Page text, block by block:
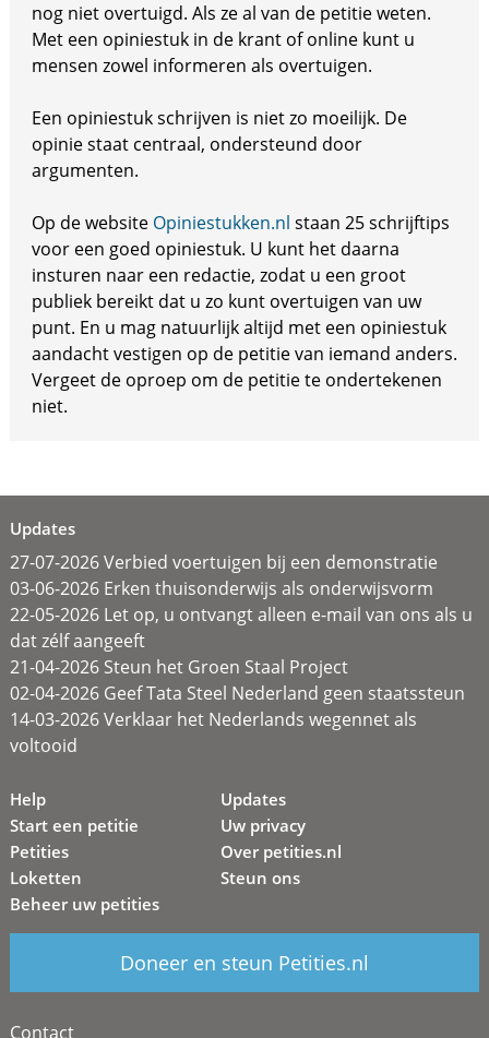
nog niet overtuigd. Als ze al van de petitie weten.
Met een opiniestuk in de krant of online kunt u
mensen zowel informeren als overtuigen.
Een opiniestuk schrijven is niet zo moeilijk. De
opinie staat centraal, ondersteund door
argumenten.
Op de website Opiniestukken.nl staan 25 schrijftips
voor een goed opiniestuk. U kunt het daarna
insturen naar een redactie, zodat u een groot
publiek bereikt dat u zo kunt overtuigen van uw
punt. En u mag natuurlijk altijd met een opiniestuk
aandacht vestigen op de petitie van iemand anders.
Vergeet de oproep om de petitie te ondertekenen
niet.
Updates
27-07-2026 Verbied voertuigen bij een demonstratie
03-06-2026 Erken thuisonderwijs als onderwijsvorm
22-05-2026 Let op, u ontvangt alleen e-mail van ons als u
dat zélf aangeeft
21-04-2026 Steun het Groen Staal Project
02-04-2026 Geef Tata Steel Nederland geen staatssteun
14-03-2026 Verklaar het Nederlands wegennet als
voltooid
Help
Start een petitie
Petities
Loketten
Beheer uw petities
Updates
Uw privacy
Over petities.nl
Steun ons
Doneer en steun Petities.nl
Contact